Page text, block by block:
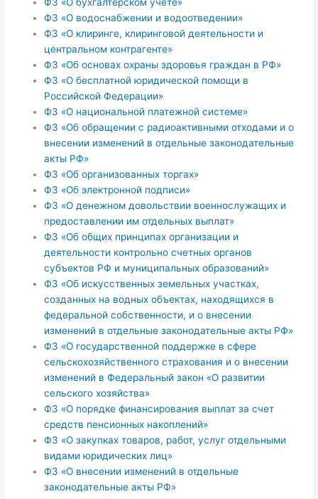
ФЗ «О бухгалтерском учете»
ФЗ «О водоснабжении и водоотведении»
ФЗ «О клиринге, клиринговой деятельности и
центральном контрагенте»
ФЗ «Об основах охраны здоровья граждан в РФ»
ФЗ «О бесплатной юридической помощи в
Российской Федерации»
ФЗ «О национальной платежной системе»
ФЗ «Об обращении с радиоактивными отходами и о
внесении изменений в отдельные законодательные
акты РФ»
ФЗ «Об организованных торгах»
ФЗ «Об электронной подписи»
ФЗ «О денежном довольствии военнослужащих и
предоставлении им отдельных выплат»
ФЗ «Об общих принципах организации и
деятельности контрольно счетных органов
субъектов РФ и муниципальных образований»
ФЗ «Об искусственных земельных участках,
созданных на водных объектах, находящихся в
федеральной собственности, и о внесении
изменений в отдельные законодательные акты РФ»
ФЗ «О государственной поддержке в сфере
сельскохозяйственного страхования и о внесении
изменений в Федеральный закон «О развитии
сельского хозяйства»
ФЗ «О порядке финансирования выплат за счет
средств пенсионных накоплений»
ФЗ «О закупках товаров, работ, услуг отдельными
видами юридических лиц»
ФЗ «О внесении изменений в отдельные
законодательные акты РФ»